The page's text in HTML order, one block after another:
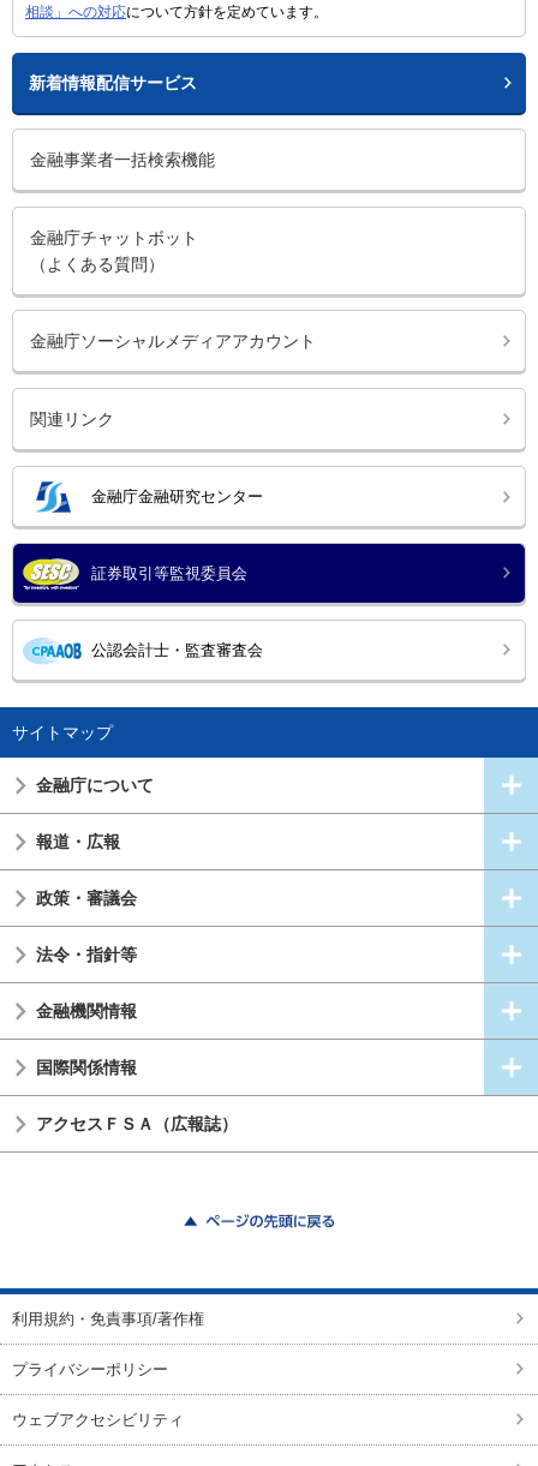
相談」への対応について方針を定めています。
新着情報配信サービス
金融事業者一括検索機能
金融庁チャットボット
（よくある質問）
金融庁ソーシャルメディアアカウント
関連リンク
金融庁金融研究センター
証券取引等監視委員会
公認会計士・監査審査会
サイトマップ
金融庁について
報道・広報
政策・審議会
法令・指針等
金融機関情報
国際関係情報
アクセスＦＳＡ（広報誌）
利用規約・免責事項/著作権
プライバシーポリシー
ウェブアクセシビリティ